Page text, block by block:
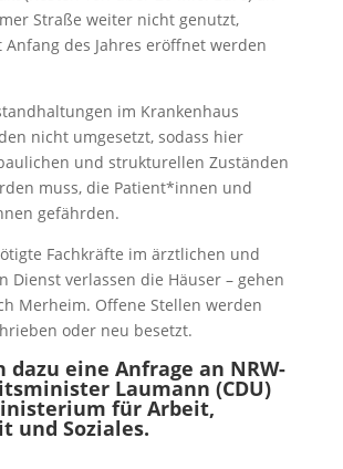
Straße weiter nicht genutzt,
des Jahres eröffnet werden
im Krankenhaus
nicht umgesetzt, sodass hier
und strukturellen Zuständen
muss, die Patient*innen und
gefährden.
Fachkräfte im ärztlichen und
Dienst verlassen die Häuser – gehen
Merheim. Offene Stellen werden
oder neu besetzt.
dazu eine Anfrage an NRW-
Laumann (CDU)
für Arbeit,
und Soziales.